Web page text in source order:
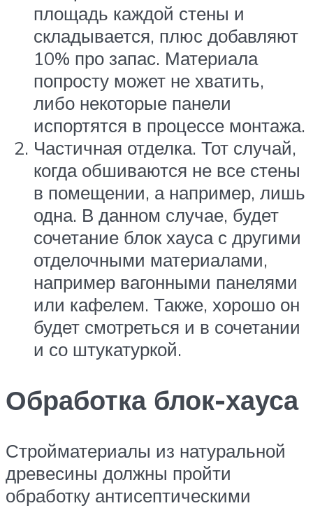
площадь каждой стены и
складывается, плюс добавляют
10% про запас. Материала
попросту может не хватить,
либо некоторые панели
испортятся в процессе монтажа.
Частичная отделка. Тот случай,
когда обшиваются не все стены
в помещении, а например, лишь
одна. В данном случае, будет
сочетание блок хауса с другими
отделочными материалами,
например вагонными панелями
или кафелем. Также, хорошо он
будет смотреться и в сочетании
и со штукатуркой.
Обработка блок-хауса
Стройматериалы из натуральной
древесины должны пройти
обработку антисептическими